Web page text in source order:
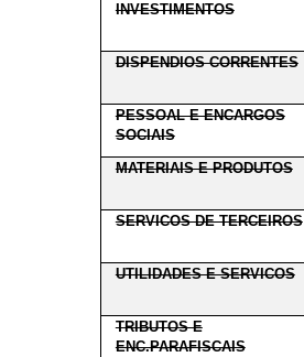
INVESTIMENTOS
DISPENDIOS CORRENTES
PESSOAL E ENCARGOS
SOCIAIS
MATERIAIS E PRODUTOS
SERVICOS DE TERCEIROS
UTILIDADES E SERVICOS
TRIBUTOS E
ENC.PARAFISCAIS